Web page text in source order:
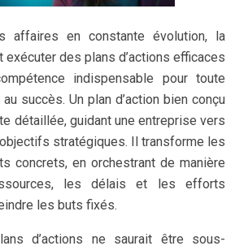
affaires en constante évolution, la
exécuter des plans d’actions efficaces
indispensable pour toute
succès. Un plan d’action bien conçu
détaillée, guidant une entreprise vers
stratégiques. Il transforme les
concrets, en orchestrant de manière
les délais et les efforts
les buts fixés.
d’actions ne saurait être sous-